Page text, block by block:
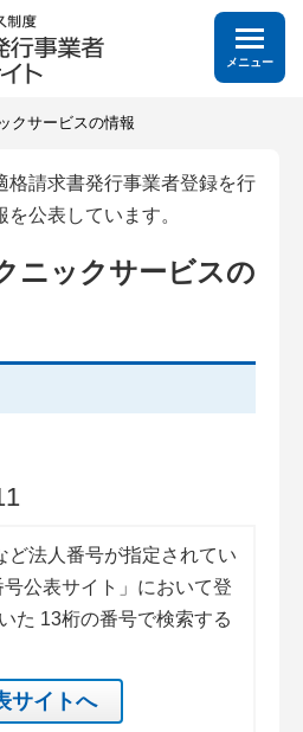
メニュー
クサービスの情報
格請求書発行事業者登録を行
公表しています。
ニックサービスの
1
ど法人番号が指定されてい
公表サイト」において登
た 13桁の番号で検索する
サイトへ